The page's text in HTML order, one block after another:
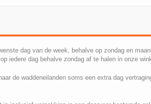
dag van de week, behalve op zondag en
iedere dag behalve zondag af te halen in onze
de waddeneilanden soms een extra dag